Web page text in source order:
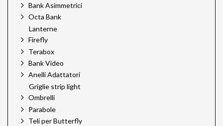
Bank Asimmetrici
Octa Bank
Lanterne
Firefly
Terabox
Bank Video
Anelli Adattatori
Griglie strip light
Ombrelli
Parabole
Teli per Butterfly